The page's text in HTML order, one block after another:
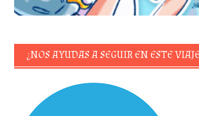
¿NOS AYUDAS A SEGUIR EN ESTE